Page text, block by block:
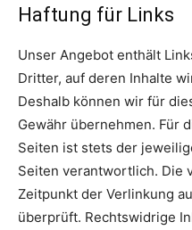
Haftung für Links
Unser Angebot enthält
Dritter, auf deren Inhalte
Deshalb können wir für
Gewähr übernehmen. Für
Seiten ist stets der
Seiten verantwortlich. Die
Zeitpunkt der Verlinkung
überprüft. Rechtswidrige